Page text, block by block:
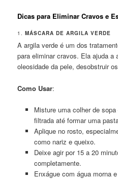
Dicas para Eliminar Cravos e
1.MÁSCARA DE ARGILA VERDE
A argila verde é um dos
para eliminar cravos. Ela ajuda a
oleosidade da pele, desobstruir
Como Usar:
Misture uma colher de
filtrada até formar uma
Aplique no rosto,
como nariz e queixo.
Deixe agir por 15 a 20
completamente.
Enxágue com água morna